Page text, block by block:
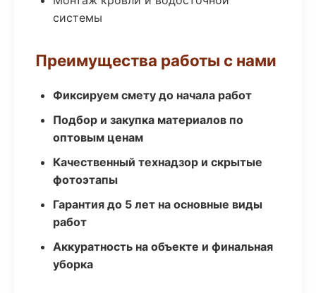
системы
Преимущества работы с нами
Фиксируем смету до начала работ
Подбор и закупка материалов по
оптовым ценам
Качественный технадзор и скрытые
фотоэтапы
Гарантия до 5 лет на основные виды
работ
Аккуратность на объекте и финальная
уборка